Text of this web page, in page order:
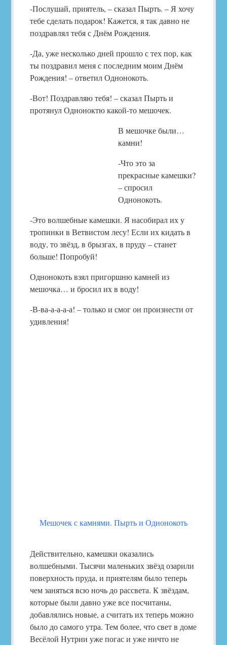
-Послушай, приятель, – сказал Пырть. – Я хочу
тебе сделать подарок! Кажется, я так давно не
поздравлял тебя с Днём Рождения.
-Да, уже несколько дней прошло с тех пор, как
ты поздравил меня с последним моим Днём
Рождения! – ответил Однонокоть.
-Вот! Поздравляю тебя! – сказал Пырть и
протянул Одноноктю какой-то мешочек.
В мешочке были…
камни!
-Что это за
прекрасные камешки?
– спросил
Однонокоть.
-Это волшебные камешки. Я насобирал их у
тропинки в Ветвистом лесу! Если их кидать в
воду, то звёзд, в брызгах, в пруду – станет
больше! Попробуй!
Однонокоть взял пригоршню камней из
мешочка… и бросил их в воду!
-В-ва-а-а-а-а! – только и смог он произнести от
удивления!
Мешочек с камнями. Пырть и Однонокоть
Действительно, камешки оказались
волшебными. Тысячи маленьких звёзд озарили
поверхность пруда, и приятелям было теперь
чем заняться всю ночь до рассвета. К звёздам,
которые были давно уже все посчитаны,
добавлялись новые, а считать их теперь можно
было до самого утра. Тем более, что свет в доме
Весёлой Нутрии уже погас и уже ничто не